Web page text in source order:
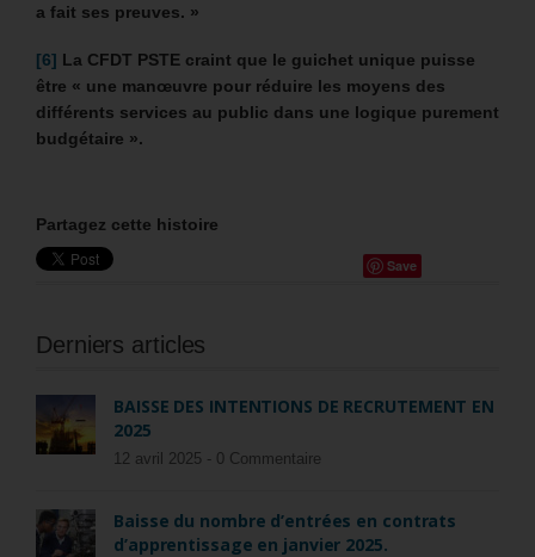
a fait ses preuves. »
[6] La CFDT PSTE craint que le guichet unique puisse
être « une manœuvre pour réduire les moyens des
différents services au public dans une logique purement
budgétaire ».
Partagez cette histoire
Save
Derniers articles
BAISSE DES INTENTIONS DE RECRUTEMENT EN
2025
12 avril 2025 - 0 Commentaire
Baisse du nombre d’entrées en contrats
d’apprentissage en janvier 2025.